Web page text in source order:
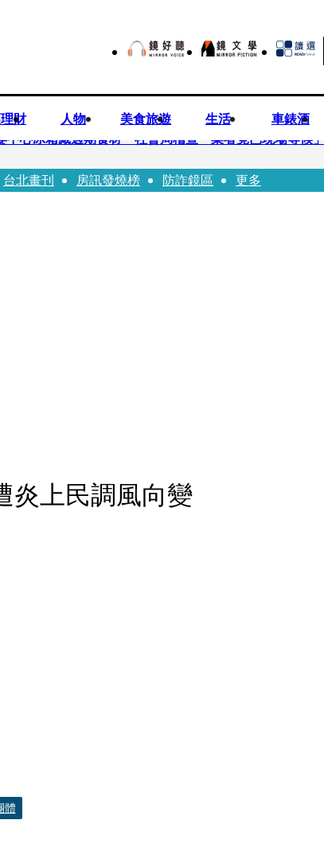
財 人物 美食旅遊 生活 車錶酒
中心冰箱藏過期食材 社會局稽查「業者竟已現場等候
Eats
台北畫刊 房訊發燒榜 防詐鏡區 更多
炎上民調風向變
體